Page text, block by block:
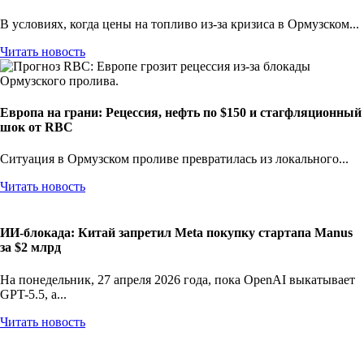
В условиях, когда цены на топливо из-за кризиса в Ормузском...
Читать новость
Европа на грани: Рецессия, нефть по $150 и стагфляционный
шок от RBC
Ситуация в Ормузском проливе превратилась из локального...
Читать новость
ИИ-блокада: Китай запретил Meta покупку стартапа Manus
за $2 млрд
На понедельник, 27 апреля 2026 года, пока OpenAI выкатывает
GPT-5.5, а...
Читать новость